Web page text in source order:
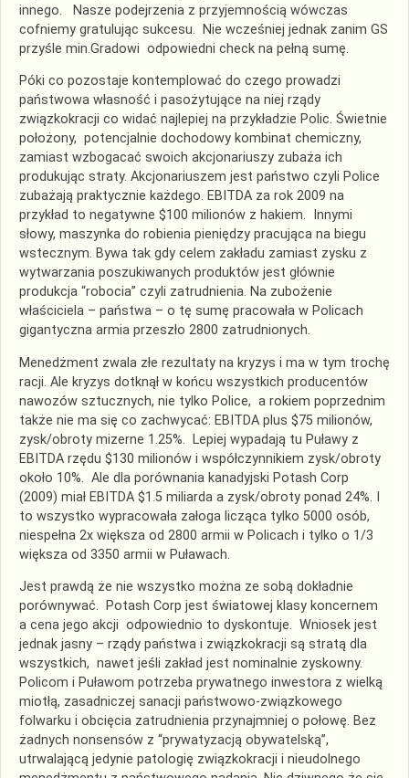
innego. Nasze podejrzenia z przyjemnością wówczas
cofniemy gratulując sukcesu. Nie wcześniej jednak zanim GS
przyśle min.Gradowi odpowiedni check na pełną sumę.
Póki co pozostaje kontemplować do czego prowadzi
państwowa własność i pasożytujące na niej rządy
związkokracji co widać najlepiej na przykładzie Polic. Świetnie
położony, potencjalnie dochodowy kombinat chemiczny,
zamiast wzbogacać swoich akcjonariuszy zubaża ich
produkując straty. Akcjonariuszem jest państwo czyli Police
zubażają praktycznie każdego. EBITDA za rok 2009 na
przykład to negatywne $100 milionów z hakiem. Innymi
słowy, maszynka do robienia pieniędzy pracująca na biegu
wstecznym. Bywa tak gdy celem zakładu zamiast zysku z
wytwarzania poszukiwanych produktów jest głównie
produkcja “robocia” czyli zatrudnienia. Na zubożenie
właściciela – państwa – o tę sumę pracowała w Policach
gigantyczna armia przeszło 2800 zatrudnionych.
Menedżment zwala złe rezultaty na kryzys i ma w tym trochę
racji. Ale kryzys dotknął w końcu wszystkich producentów
nawozów sztucznych, nie tylko Police, a rokiem poprzednim
także nie ma się co zachwycać: EBITDA plus $75 milionów,
zysk/obroty mizerne 1.25%. Lepiej wypadają tu Puławy z
EBITDA rzędu $130 milionów i współczynnikiem zysk/obroty
około 10%. Ale dla porównania kanadyjski Potash Corp
(2009) miał EBITDA $1.5 miliarda a zysk/obroty ponad 24%. I
to wszystko wypracowała załoga licząca tylko 5000 osób,
niespełna 2x większa od 2800 armii w Policach i tylko o 1/3
większa od 3350 armii w Puławach.
Jest prawdą że nie wszystko można ze sobą dokładnie
porównywać. Potash Corp jest światowej klasy koncernem
a cena jego akcji odpowiednio to dyskontuje. Wniosek jest
jednak jasny – rządy państwa i związkokracji są stratą dla
wszystkich, nawet jeśli zakład jest nominalnie zyskowny.
Policom i Puławom potrzeba prywatnego inwestora z wielką
miotłą, zasadniczej sanacji państwowo-związkowego
folwarku i obcięcia zatrudnienia przynajmniej o połowę. Bez
żadnych nonsensów z “prywatyzacją obywatelską”,
utrwalającą jedynie patologię związkokracji i nieudolnego